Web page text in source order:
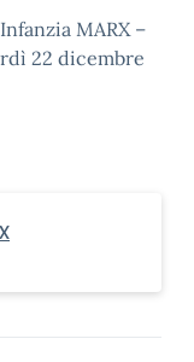
MARX –
22 dicembre